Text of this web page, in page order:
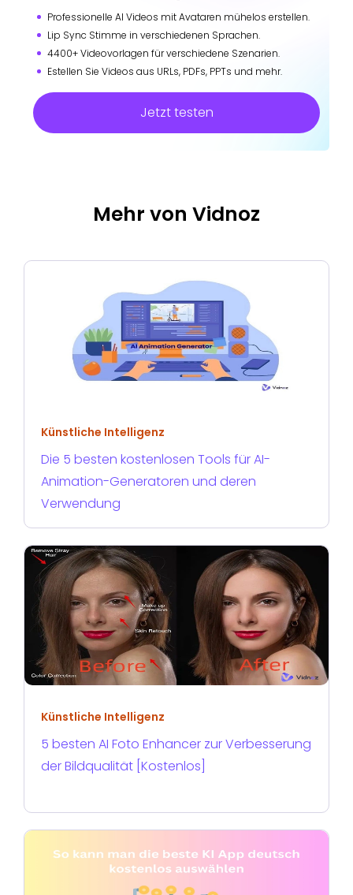
Professionelle AI Videos mit Avataren mühelos erstellen.
Lip Sync Stimme in verschiedenen Sprachen.
4400+ Videovorlagen für verschiedene Szenarien.
Estellen Sie Videos aus URLs, PDFs, PPTs und mehr.
Jetzt testen
Mehr von Vidnoz
Künstliche Intelligenz
Die 5 besten kostenlosen Tools für AI-
Animation-Generatoren und deren
Verwendung
Künstliche Intelligenz
5 besten AI Foto Enhancer zur Verbesserung
der Bildqualität [Kostenlos]